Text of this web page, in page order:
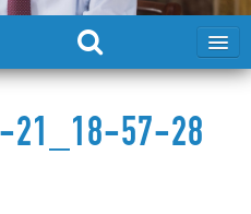
21_18-57-28